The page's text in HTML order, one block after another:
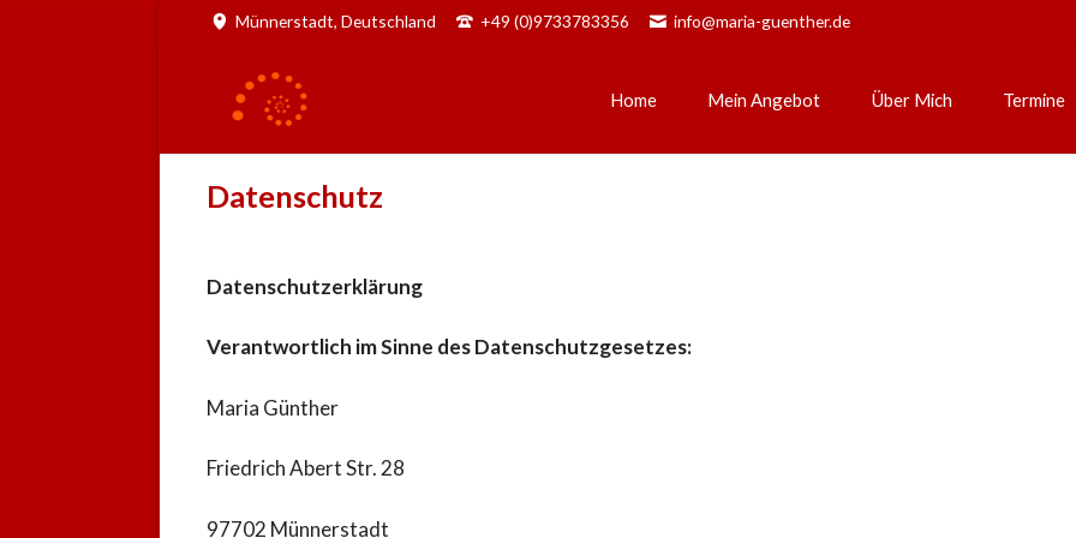
Münnerstadt, Deutschland +49 (0)9733783356 info@maria-guenther.de
Home Mein Angebot Über Mich Termine
Datenschutz
Datenschutzerklärung
Verantwortlich im Sinne des Datenschutzgesetzes:
Maria Günther
Friedrich Abert Str. 28
97702 Münnerstadt